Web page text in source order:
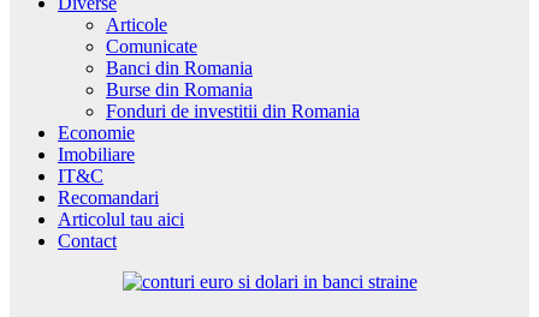
Articole
Comunicate
Banci din Romania
Burse din Romania
Fonduri de investitii din Romania
Economie
Imobiliare
IT&C
Recomandari
Articolul tau aici
Contact